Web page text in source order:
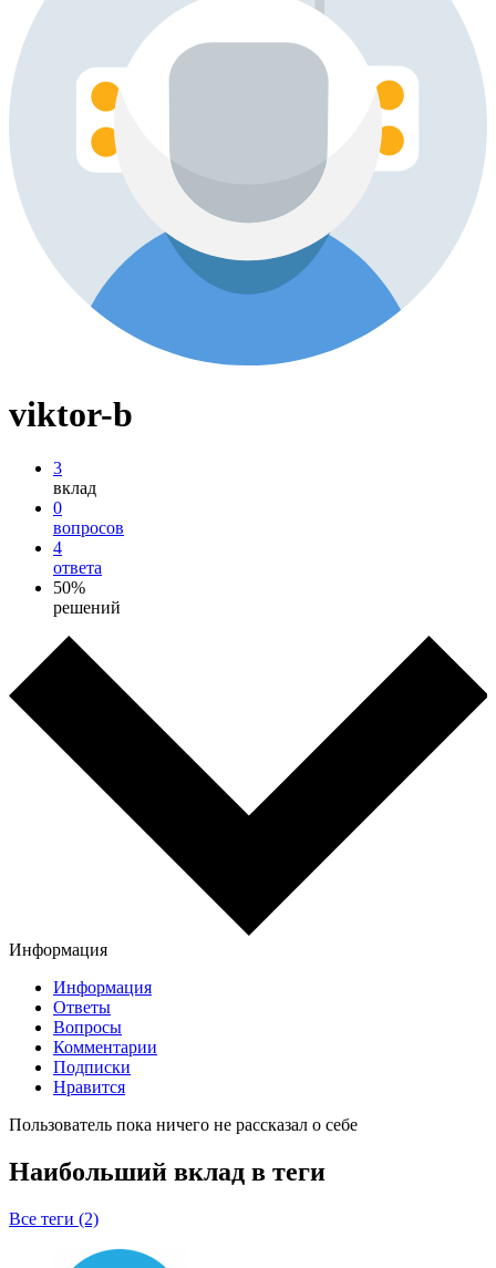
viktor-b
3
вклад
0
вопросов
4
ответа
50%
решений
Информация
Информация
Ответы
Вопросы
Комментарии
Подписки
Нравится
Пользователь пока ничего не рассказал о себе
Наибольший вклад в теги
Все теги (2)